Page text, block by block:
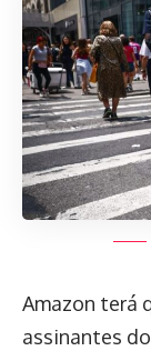
Amazon terá
assinantes